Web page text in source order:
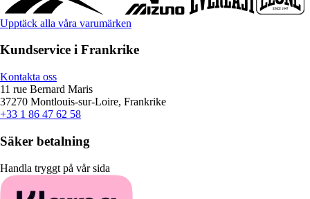
Upptäck alla våra varumärken
Kundservice i Frankrike
Kontakta oss
11 rue Bernard Maris
37270 Montlouis-sur-Loire, Frankrike
+33 1 86 47 62 58
Säker betalning
Handla tryggt på vår sida